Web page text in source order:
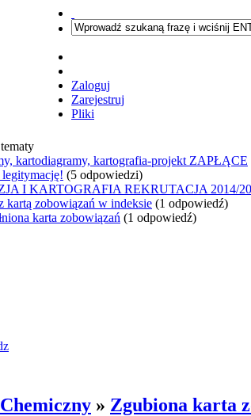
Zaloguj
Zarejestruj
Pliki
kartodiagramy, kartografia-projekt ZAPŁĄCE
legitymację! (5 odpowiedzi)
I KARTOGRAFIA REKRUTACJA 2014/
kartą zobowiązań w indeksie (1 odpowiedź)
karta zobowiązań (1 odpowiedź)
» Zgubiona karta